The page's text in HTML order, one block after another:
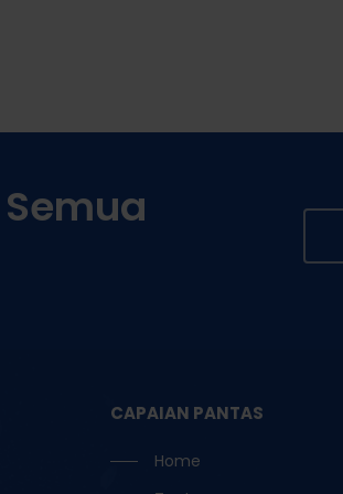
be
on
the
Semua
CAPAIAN PANTAS
Home